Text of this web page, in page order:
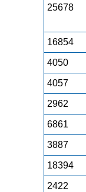
25678
16854
4050
4057
2962
6861
3887
18394
2422